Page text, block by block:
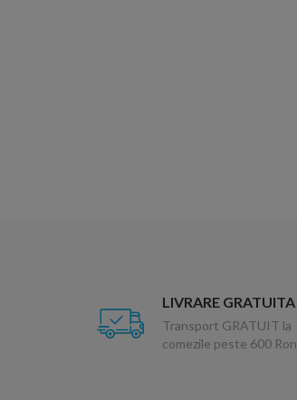
LIVRARE GRATUITA
Transport GRATUIT la
comezile peste 600 Ron